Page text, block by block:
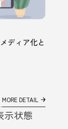
ディア化と
MORE DETAIL
示状態